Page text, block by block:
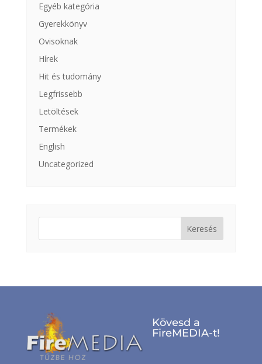
Egyéb kategória
Gyerekkönyv
Ovisoknak
Hírek
Hit és tudomány
Legfrissebb
Letöltések
Termékek
English
Uncategorized
Keresés:
Kövesd a
FireMEDIA-t!